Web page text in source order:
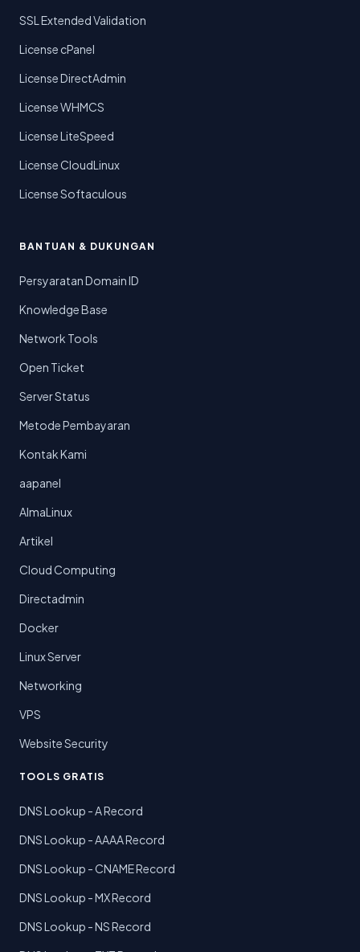
SSL Extended Validation
License cPanel
License DirectAdmin
License WHMCS
License LiteSpeed
License CloudLinux
License Softaculous
BANTUAN & DUKUNGAN
Persyaratan Domain ID
Knowledge Base
Network Tools
Open Ticket
Server Status
Metode Pembayaran
Kontak Kami
aapanel
AlmaLinux
Artikel
Cloud Computing
Directadmin
Docker
Linux Server
Networking
VPS
Website Security
TOOLS GRATIS
DNS Lookup - A Record
DNS Lookup - AAAA Record
DNS Lookup - CNAME Record
DNS Lookup - MX Record
DNS Lookup - NS Record